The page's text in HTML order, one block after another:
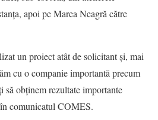
apoi pe Marea Neagră către
un proiect atât de solicitant și, mai
cu o companie importantă precum
obținem rezultate importante
comunicatul COMES.